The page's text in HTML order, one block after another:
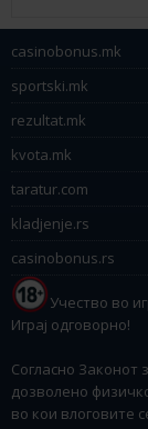
casinobonus.mk
sportski.mk
rezultat.mk
kvota.mk
taratur.com
kladjenje.rs
casinobonus.rs
Учество во
Играј одговорно!
Согласно Законот
дозволено
во кои влоговите